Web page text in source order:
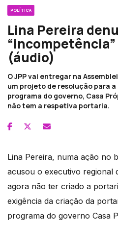
POLÍTICA
Lina Pereira
(áudio)
O JPP vai entregar na
um projeto de resolução para
programa do governo, Casa
não tem a respetiva portaria.
Lina Pereira, numa ação no
acusou o executivo regional
agora não ter criado a
exigência da criação da
programa do governo Casa